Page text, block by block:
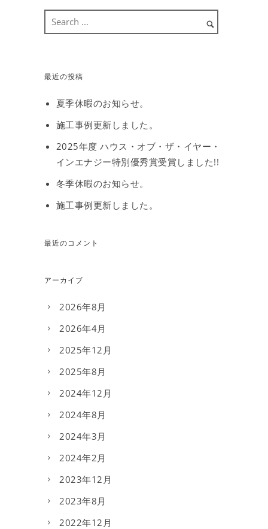
最近の投稿
夏季休暇のお知らせ。
施工事例更新しました。
2025年度 ハウス・オブ・ザ・イヤー・
インエナジー特別優秀賞受賞しました!!
冬季休暇のお知らせ。
施工事例更新しました。
最近のコメント
アーカイブ
2026年8月
2026年4月
2025年12月
2025年8月
2024年12月
2024年8月
2024年3月
2024年2月
2023年12月
2023年8月
2022年12月